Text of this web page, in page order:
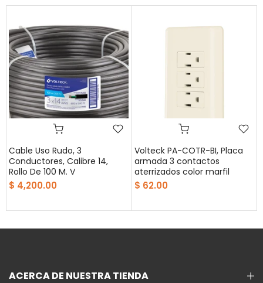
Cable Uso Rudo, 3
Conductores, Calibre 14,
Rollo De 100 M. V
$ 4,200.00
Volteck PA-COTR-BI, Placa
armada 3 contactos
aterrizados color marfil
$ 62.00
ACERCA DE NUESTRA TIENDA